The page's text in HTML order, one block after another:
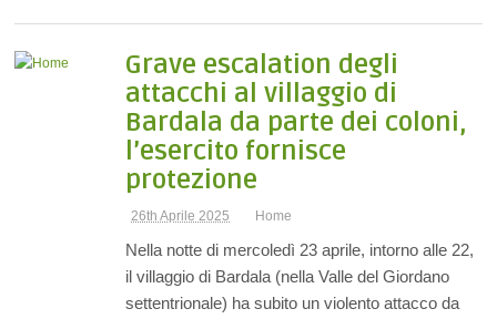
Grave escalation degli
attacchi al villaggio di
Bardala da parte dei coloni,
l’esercito fornisce
protezione
26th Aprile 2025 Home
Nella notte di mercoledì 23 aprile, intorno alle 22,
il villaggio di Bardala (nella Valle del Giordano
settentrionale) ha subito un violento attacco da